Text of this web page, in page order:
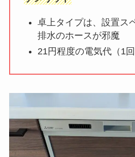
卓上タイプは、設置ス
排水のホースが邪魔
21円程度の電気代（1